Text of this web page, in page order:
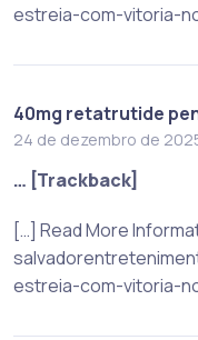
estreia-com-vitoria-
40mg retatrutide
24 de dezembro de
… [Trackback]
[…] Read More
estreia-com-vitoria-